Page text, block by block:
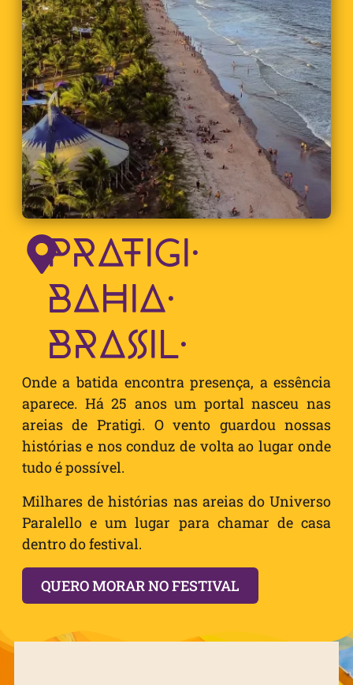
PRATIGI.
BAHIA.
BRASIL.
Onde a batida encontra presença, a essência
aparece. Há 25 anos um portal nasceu nas
areias de Pratigi. O vento guardou nossas
histórias e nos conduz de volta ao lugar onde
tudo é possível.
Milhares de histórias nas areias do Universo
Paralello e um lugar para chamar de casa
dentro do festival.
QUERO MORAR NO FESTIVAL